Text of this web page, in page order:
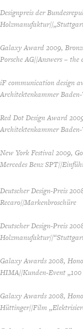
Designpreis der
Holzmanufaktur//
Galaxy Award 2009,
Porsche AG//Answers – the
iF communication design
Architektenkammer
Red Dot Design Award
Architektenkammer
New York Festival 2009,
Mercedes Benz SPT//
Deutscher Design-Preis
Recaro//Markenbroschüre
Deutscher Design-Preis
Holzmanufaktur//
Galaxy Awards 2008,
HIMA//Kunden-Event
Galaxy Awards 2008,
Hüttinger//Film